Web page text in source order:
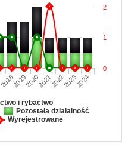
201920202021202220232024
0
1
2
i rybactwo
Pozostała działalność
Wyrejestrowane